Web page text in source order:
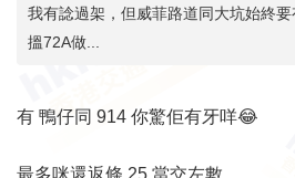
我有諗過架，但威菲路道同大坑始終要
搵72A做...
有 鴨仔同 914 你驚佢有牙咩😂
最多咪還返條 25 當交左數